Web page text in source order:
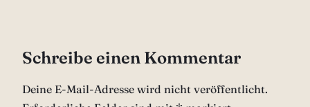
Schreibe einen Kommentar
Deine E-Mail-Adresse wird nicht veröffentlicht.